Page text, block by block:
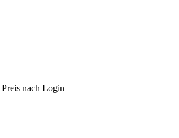
Preis nach Login